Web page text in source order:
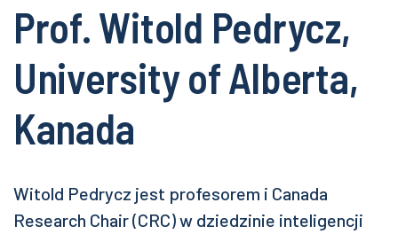
Prof. Witold Pedrycz,
University of Alberta,
Kanada
Witold Pedrycz jest profesorem i Canada
Research Chair (CRC) w dziedzinie inteligencji